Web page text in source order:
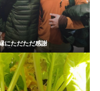
にただただ感謝